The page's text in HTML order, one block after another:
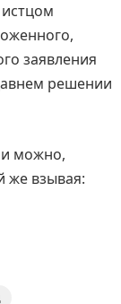
заявления
решении
можно,
же взывая: